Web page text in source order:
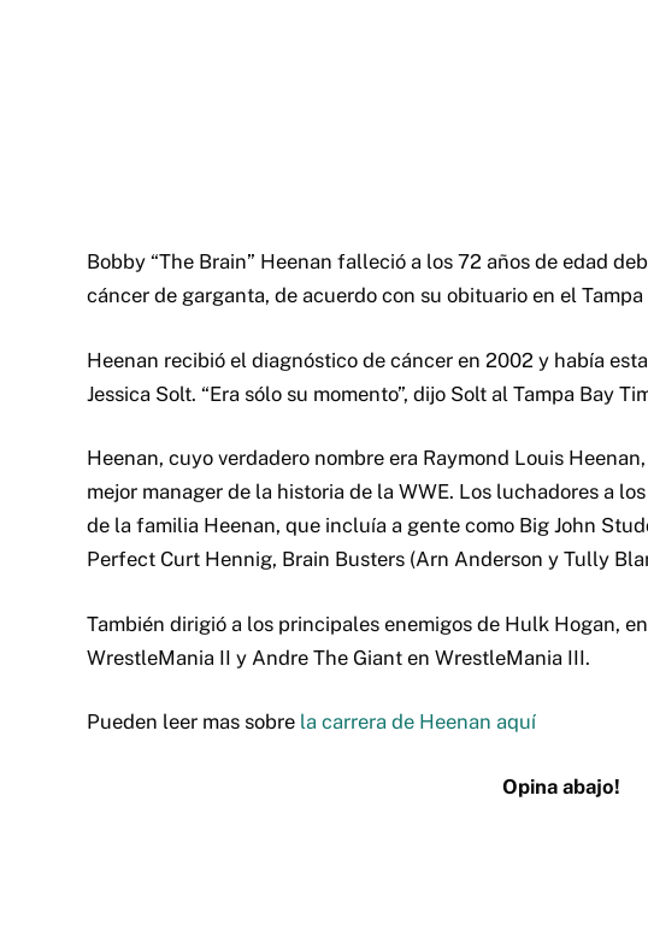
Bobby “The Brain” Heenan falleció a los 72 años de edad
cáncer de garganta, de acuerdo con su obituario en el Tampa
Heenan recibió el diagnóstico de cáncer en 2002 y había
Jessica Solt. “Era sólo su momento”, dijo Solt al Tampa Bay
Heenan, cuyo verdadero nombre era Raymond Louis
mejor manager de la historia de la WWE. Los luchadores a
de la familia Heenan, que incluía a gente como Big John
Perfect Curt Hennig, Brain Busters (Arn Anderson y Tully
También dirigió a los principales enemigos de Hulk Hogan,
WrestleMania II y Andre The Giant en WrestleMania III.
Pueden leer mas sobre la carrera de Heenan aquí
Opina abajo!